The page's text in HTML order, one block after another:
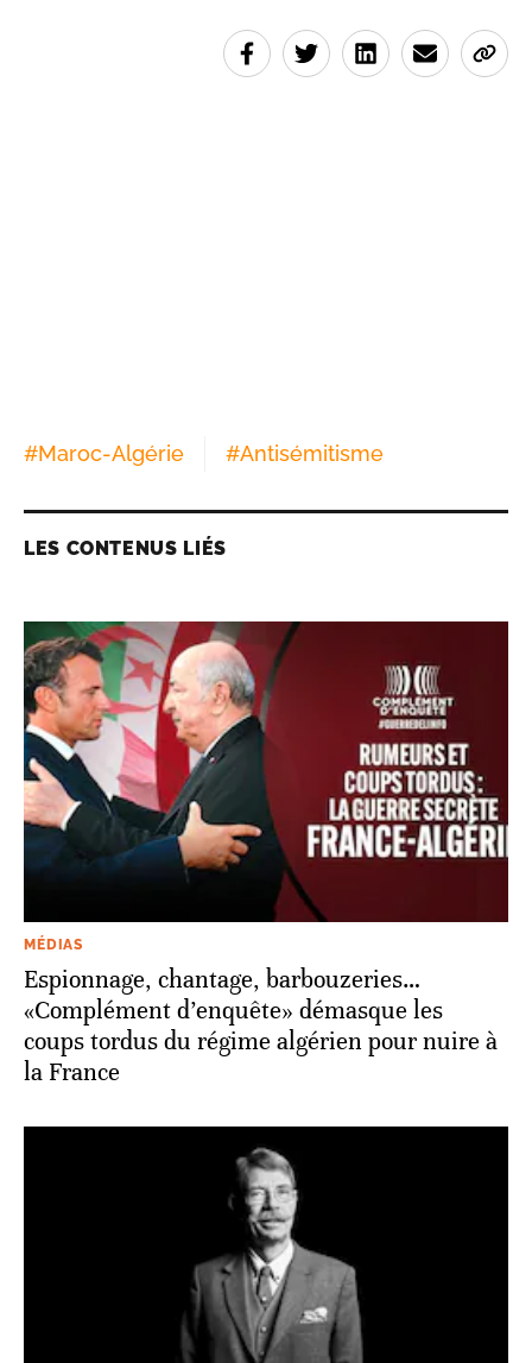
#Maroc-Algérie #Antisémitisme
LES CONTENUS LIÉS
MÉDIAS
Espionnage, chantage, barbouzeries…
«Complément d’enquête» démasque les
coups tordus du régime algérien pour nuire à
la France